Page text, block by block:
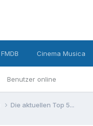
Benutzer online
FMDB Cinema Musica
Die aktuellen Top 5...